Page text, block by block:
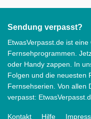
Sendung verpasst?
EtwasVerpasst.de ist
Fernsehprogrammen.
oder Handy zappen. In
Folgen und die neuesten
Fernsehserien. Von allen
verpasst:
Kontakt Hilfe